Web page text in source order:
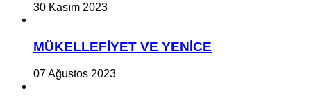
30 Kasım 2023
MÜKELLEFİYET VE YENİCE
07 Ağustos 2023